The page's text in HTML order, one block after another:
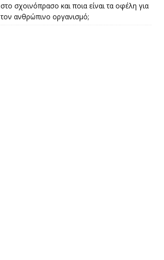
στο σχοινόπρασο και ποια είναι τα οφέλη για
τον ανθρώπινο οργανισμό;